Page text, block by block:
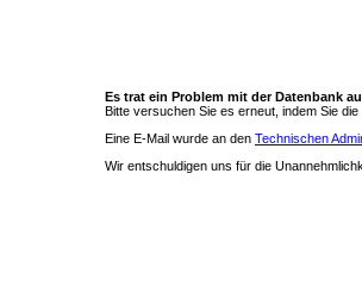
Es trat ein Problem mit der Datenbank
Bitte versuchen Sie es erneut, indem Sie die
Eine E-Mail wurde an den Technischen
Wir entschuldigen uns für die